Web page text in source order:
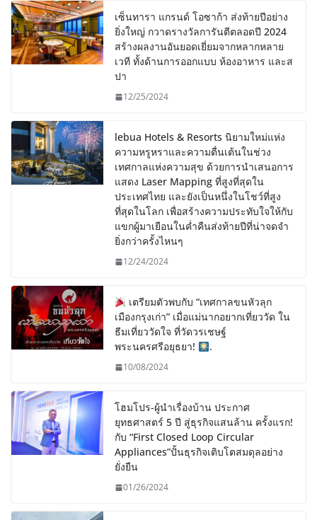
เซ็นทารา แกรนด์ โอซาก้า ส่งท้ายปีอย่าง
ยิ่งใหญ่ กวาดรางวัลการันตีตลอดปี 2024
สร้างผลงานอันยอดเยี่ยมจากหลากหลาย
เวที ทั้งด้านการออกแบบ ห้องอาหาร และส
ปา
12/25/2024
lebua Hotels & Resorts นิยามใหม่แห่ง
ความหรูหราและความตื่นเต้นในช่วง
เทศกาลแห่งความสุข ด้วยการนำเสนอการ
แสดง Laser Mapping ที่สูงที่สุดใน
ประเทศไทย และยังเป็นหนึ่งในโชว์ที่สูง
ที่สุดในโลก เพื่อสร้างความประทับใจให้กับ
แขกผู้มาเยือนในค่ำคืนส่งท้ายปีที่น่าจดจำ
ยิ่งกว่าครั้งไหนๆ
12/24/2024
เตรียมตัวพบกับ “เทศกาลขนหัวลุก
เมืองกรุงเก่า” เมื่อแม่นากอยากเที่ยววัด ใน
ธีมเที่ยววัดใจ ที่วัดวรเชษฐ์
พระนครศรีอยุธยา!
.
10/08/2024
โฮมโปร-ผู้นำเรื่องบ้าน ประกาศ
ยุทธศาสตร์ 5 ปี สู่ธุรกิจแสนล้าน ครั้งแรก!
กับ “First Closed Loop Circular
Appliances”ปั้นธุรกิจเติบโตสมดุลอย่าง
ยั่งยืน
01/26/2024